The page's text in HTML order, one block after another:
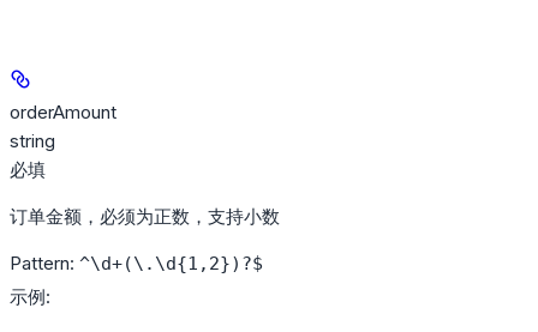
orderAmount
string
必填
订单金额，必须为正数，支持小数
Pattern: ^\d+(\.\d{1,2})?$
示例: